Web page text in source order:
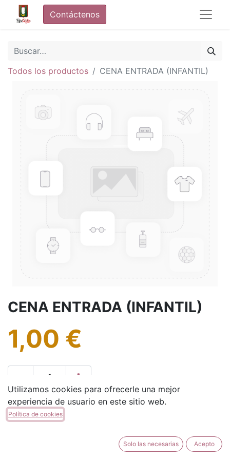
Contáctenos
Todos los productos CENA ENTRADA (INFANTIL)
CENA ENTRADA (INFANTIL)
1,00 €
AÑADIR A LA CESTA
Utilizamos cookies para ofrecerle una mejor
experiencia de usuario en este sitio web.
Política de cookies
Solo las necesarias Acepto